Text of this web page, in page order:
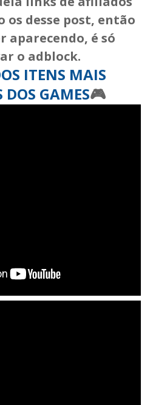
os desse post, então
aparecendo, é só
o adblock.
ITENS MAIS
GAMES🎮